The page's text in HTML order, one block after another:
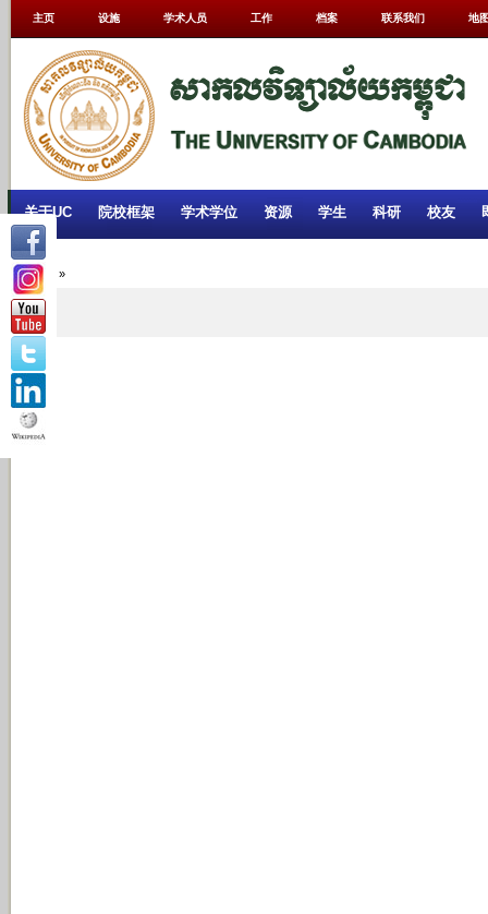
主页 设施 学术人员 工作 档案 联系我们 地
关于UC 院校框架 学术学位 资源 学生 科研 校友
Home »